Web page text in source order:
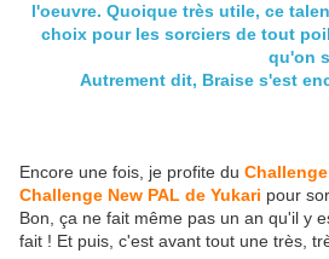
l'oeuvre. Quoique très utile, ce
choix pour les sorciers de tout
qu'on
Autrement dit, Braise s'est
Encore une fois, je profite du
Challenge New PAL de Yukari pour
Bon, ça ne fait même pas un an qu'il y
fait ! Et puis, c'est avant tout une très,